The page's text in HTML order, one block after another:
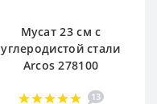
Мусат 23 см с
углеродистой стали
Arcos 278100
13